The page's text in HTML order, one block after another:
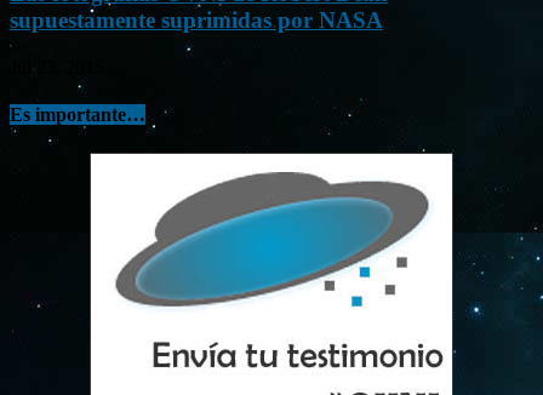
supuestamente suprimidas por NASA
Es importante…